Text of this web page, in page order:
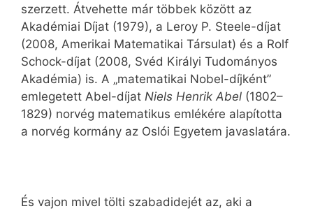
szerzett. Átvehette már többek között az
Akadémiai Díjat (1979), a Leroy P. Steele-díjat
(2008, Amerikai Matematikai Társulat) és a Rolf
Schock-díjat (2008, Svéd Királyi Tudományos
Akadémia) is. A „matematikai Nobel-díjként”
emlegetett Abel-díjat Niels Henrik Abel (1802–
1829) norvég matematikus emlékére alapította
a norvég kormány az Oslói Egyetem javaslatára.
És vajon mivel tölti szabadidejét az, aki a